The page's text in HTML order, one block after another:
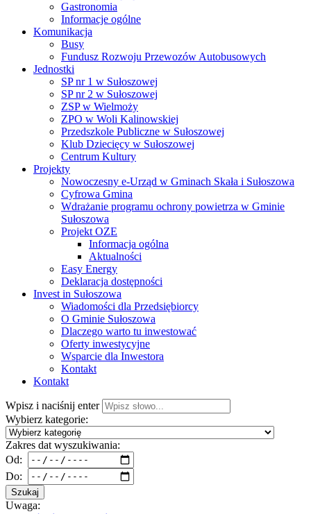
Gastronomia
Informacje ogólne
Komunikacja
Busy
Fundusz Rozwoju Przewozów Autobusowych
Jednostki
SP nr 1 w Sułoszowej
SP nr 2 w Sułoszowej
ZSP w Wielmoży
ZPO w Woli Kalinowskiej
Przedszkole Publiczne w Sułoszowej
Klub Dziecięcy w Sułoszowej
Centrum Kultury
Projekty
Nowoczesny e-Urząd w Gminach Skała i Sułoszowa
Cyfrowa Gmina
Wdrażanie programu ochrony powietrza w Gminie
Sułoszowa
Projekt OZE
Informacja ogólna
Aktualności
Easy Energy
Deklaracja dostępności
Invest in Sułoszowa
Wiadomości dla Przedsiębiorcy
O Gminie Sułoszowa
Dlaczego warto tu inwestować
Oferty inwestycyjne
Wsparcie dla Inwestora
Kontakt
Kontakt
Wpisz i naciśnij enter
Wybierz kategorie:
Zakres dat wyszukiwania:
Od:
Do:
Szukaj
Uwaga: